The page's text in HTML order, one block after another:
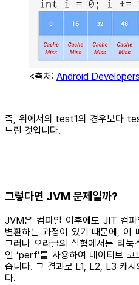
<출처: Android
즉, 위에서의 test1의 경우보다
느린 것입니다.
그렇다면 JVM 문제일까?
JVM은 컴파일 이후에도 JIT 컴
변환하는 과정이 있기 때문에, 이
그러나 오라클의 실험에서는 리
인 ‘perf’를 사용하여 네이티브
습니다. 그 결과로 L1, L2, L3 캐
다.